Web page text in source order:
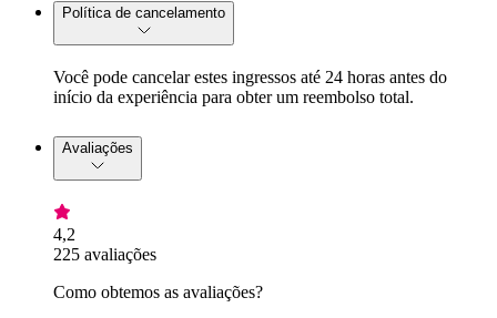
Política de cancelamento
Você pode cancelar estes ingressos até 24 horas antes do
início da experiência para obter um reembolso total.
Avaliações
4,2
225 avaliações
Como obtemos as avaliações?